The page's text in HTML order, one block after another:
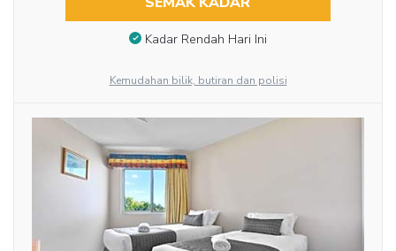
Kadar Rendah Hari Ini
Kemudahan bilik, butiran dan polisi